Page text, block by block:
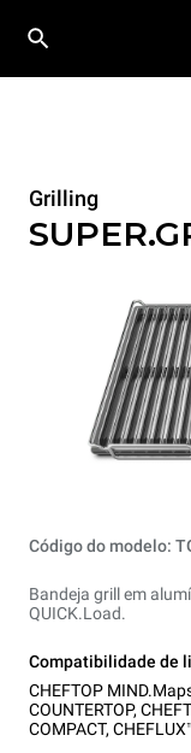
Grilling
Código do modelo:
Bandeja grill em
QUICK.Load.
Compatibilidade de
CHEFTOP
COUNTERTOP,
COMPACT,